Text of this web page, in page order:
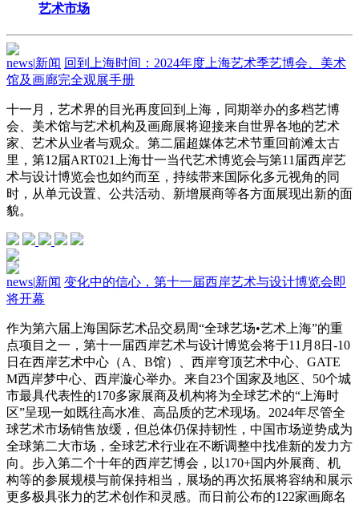
艺术市场
news|新闻 回到上海时间：2024年度上海艺术季艺博会、美术
馆及画廊完全观展手册
十一月，艺术界的目光再度回到上海，同期举办的多档艺博
会、美术馆与艺术机构及画廊展将迎接来自世界各地的艺术
家、艺术从业者与观众。第二届超媒体艺术节重回前滩太古
里，第12届ART021上海廿一当代艺术博览会与第11届西岸艺
术与设计博览会也如约而至，持续带来国际化多元视角的同
时，从单元设置、公共活动、新增展商等各方面展现出新的面
貌。
news|新闻 变化中的信心，第十一届西岸艺术与设计博览会即
将开幕
作为第六届上海国际艺术品交易周“全球艺场•艺术上海”的重
点项目之一，第十一届西岸艺术与设计博览会将于11月8日-10
日在西岸艺术中心（A、B馆）、西岸穹顶艺术中心、GATE
M西岸梦中心、西岸漩心举办。来自23个国家及地区、50个城
市最具代表性的170多家展商及机构将为全球艺术的“上海时
区”呈现一如既往高水准、高品质的艺术现场。2024年尽管全
球艺术市场销售放缓，但总体仍保持韧性，中国市场逆势成为
全球第二大市场，全球艺术行业在不断调整中找准新的发力方
向。步入第二个十年的西岸艺博会，以170+国内外展商、机
构等的参展规模与前保持相当，展场的再次拓展将容纳和展示
更多极具张力的艺术创作和灵感。而日前公布的122家画廊名